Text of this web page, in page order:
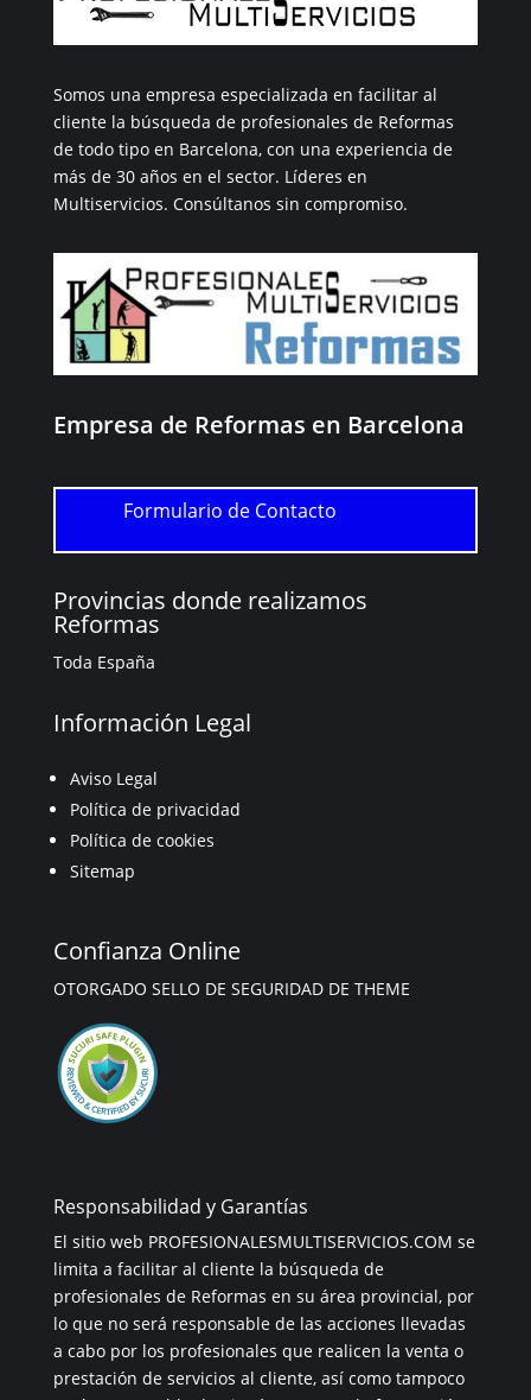
Somos una empresa especializada en facilitar al
cliente la búsqueda de profesionales de Reformas
de todo tipo en Barcelona, con una experiencia de
más de 30 años en el sector. Líderes en
Multiservicios. Consúltanos sin compromiso.
Empresa de Reformas en Barcelona
Formulario de Contacto
Provincias donde realizamos
Reformas
Toda España
Información Legal
Aviso Legal
Política de privacidad
Política de cookies
Sitemap
Confianza Online
OTORGADO SELLO DE SEGURIDAD DE THEME
Responsabilidad y Garantías
El sitio web PROFESIONALESMULTISERVICIOS.COM se
limita a facilitar al cliente la búsqueda de
profesionales de Reformas en su área provincial, por
lo que no será responsable de las acciones llevadas
a cabo por los profesionales que realicen la venta o
prestación de servicios al cliente, así como tampoco